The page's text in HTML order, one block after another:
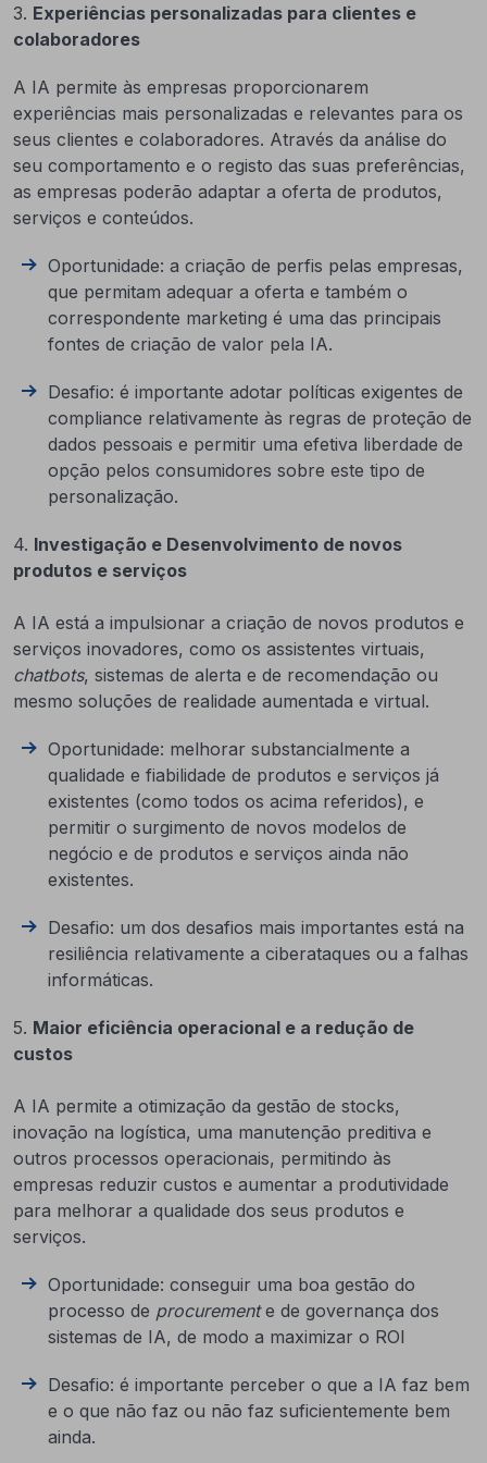
3. Experiências personalizadas para clientes e
colaboradores
A IA permite às empresas proporcionarem
experiências mais personalizadas e relevantes para os
seus clientes e colaboradores. Através da análise do
seu comportamento e o registo das suas preferências,
as empresas poderão adaptar a oferta de produtos,
serviços e conteúdos.
Oportunidade: a criação de perfis pelas empresas,
que permitam adequar a oferta e também o
correspondente marketing é uma das principais
fontes de criação de valor pela IA.
Desafio: é importante adotar políticas exigentes de
compliance relativamente às regras de proteção de
dados pessoais e permitir uma efetiva liberdade de
opção pelos consumidores sobre este tipo de
personalização.
4. Investigação e Desenvolvimento de novos
produtos e serviços
A IA está a impulsionar a criação de novos produtos e
serviços inovadores, como os assistentes virtuais,
chatbots, sistemas de alerta e de recomendação ou
mesmo soluções de realidade aumentada e virtual.
Oportunidade: melhorar substancialmente a
qualidade e fiabilidade de produtos e serviços já
existentes (como todos os acima referidos), e
permitir o surgimento de novos modelos de
negócio e de produtos e serviços ainda não
existentes.
Desafio: um dos desafios mais importantes está na
resiliência relativamente a ciberataques ou a falhas
informáticas.
5. Maior eficiência operacional e a redução de
custos
A IA permite a otimização da gestão de stocks,
inovação na logística, uma manutenção preditiva e
outros processos operacionais, permitindo às
empresas reduzir custos e aumentar a produtividade
para melhorar a qualidade dos seus produtos e
serviços.
Oportunidade: conseguir uma boa gestão do
processo de procuremente de governança dos
sistemas de IA, de modo a maximizar o ROI
Desafio: é importante perceber o que a IA faz bem
e o que não faz ou não faz suficientemente bem
ainda.